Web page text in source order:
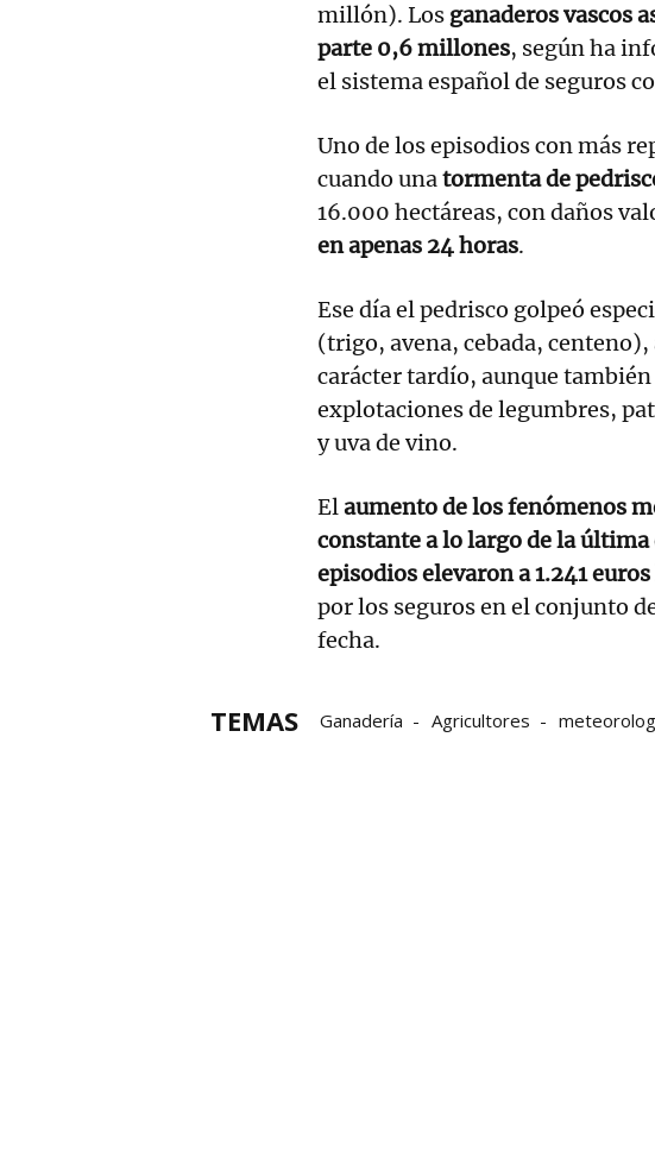
millón). Los ganaderos vascos
parte 0,6 millones, según ha
el sistema español de seguros
Uno de los episodios con más
cuando unatormenta de
16.000 hectáreas, con daños
en apenas 24 horas.
Ese día el pedrisco golpeó
(trigo, avena, cebada,
carácter tardío, aunque
explotaciones de legumbres,
y uva de vino.
Elaumento de los fenómenos
constante a lo largo de la última
episodios elevaron a 1.241
por los seguros en el conjunto
fecha.
TEMAS Ganadería Agricultores